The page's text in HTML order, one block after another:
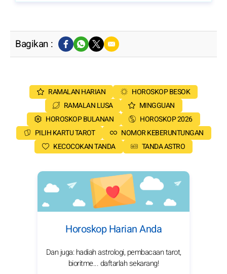
Bagikan :
RAMALAN HARIAN
HOROSKOP BESOK
RAMALAN LUSA
MINGGUAN
HOROSKOP BULANAN
HOROSKOP 2026
PILIH KARTU TAROT
NOMOR KEBERUNTUNGAN
KECOCOKAN TANDA
TANDA ASTRO
Horoskop Harian Anda
Dan juga: hadiah astrologi, pembacaan tarot,
bioritme... daftarlah sekarang!